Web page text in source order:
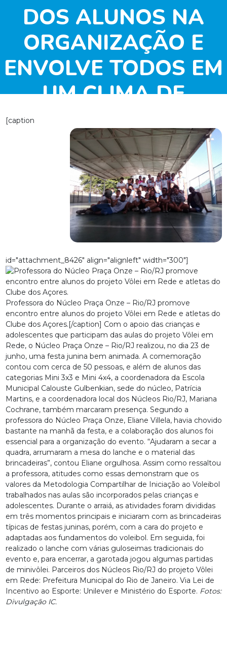
DOS ALUNOS NA
ORGANIZAÇÃO E
ENVOLVE TODOS EM
UM CLIMA DE
COOPERAÇÃO E
DIVERSÃO
[caption
id="attachment_8426" align="alignleft" width="300"]
Professora do Núcleo Praça Onze – Rio/RJ promove
encontro entre alunos do projeto Vôlei em Rede e atletas do
Clube dos Açores.[/caption] Com o apoio das crianças e
adolescentes que participam das aulas do projeto Vôlei em
Rede, o Núcleo Praça Onze – Rio/RJ realizou, no dia 23 de
junho, uma festa junina bem animada. A comemoração
contou com cerca de 50 pessoas, e além de alunos das
categorias Mini 3x3 e Mini 4x4, a coordenadora da Escola
Municipal Calouste Gulbenkian, sede do núcleo, Patrícia
Martins, e a coordenadora local dos Núcleos Rio/RJ, Mariana
Cochrane, também marcaram presença. Segundo a
professora do Núcleo Praça Onze, Eliane Villela, havia chovido
bastante na manhã da festa, e a colaboração dos alunos foi
essencial para a organização do evento. “Ajudaram a secar a
quadra, arrumaram a mesa do lanche e o material das
brincadeiras”, contou Eliane orgulhosa. Assim como ressaltou
a professora, atitudes como essas demonstram que os
valores da Metodologia Compartilhar de Iniciação ao Voleibol
trabalhados nas aulas são incorporados pelas crianças e
adolescentes. Durante o arraiá, as atividades foram divididas
em três momentos principais e iniciaram com as brincadeiras
típicas de festas juninas, porém, com a cara do projeto e
adaptadas aos fundamentos do voleibol. Em seguida, foi
realizado o lanche com várias guloseimas tradicionais do
evento e, para encerrar, a garotada jogou algumas partidas
de minivôlei. Parceiros dos Núcleos Rio/RJ do projeto Vôlei
em Rede: Prefeitura Municipal do Rio de Janeiro. Via Lei de
Incentivo ao Esporte: Unilever e Ministério do Esporte. Fotos:
Divulgação IC.